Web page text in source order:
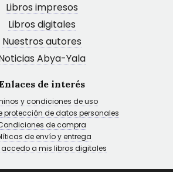
Libros impresos
Libros digitales
Nuestros autores
Abya-Yala
de interés
y condiciones de uso
protección de datos personales
de compra
de envío y entrega
a mis libros digitales